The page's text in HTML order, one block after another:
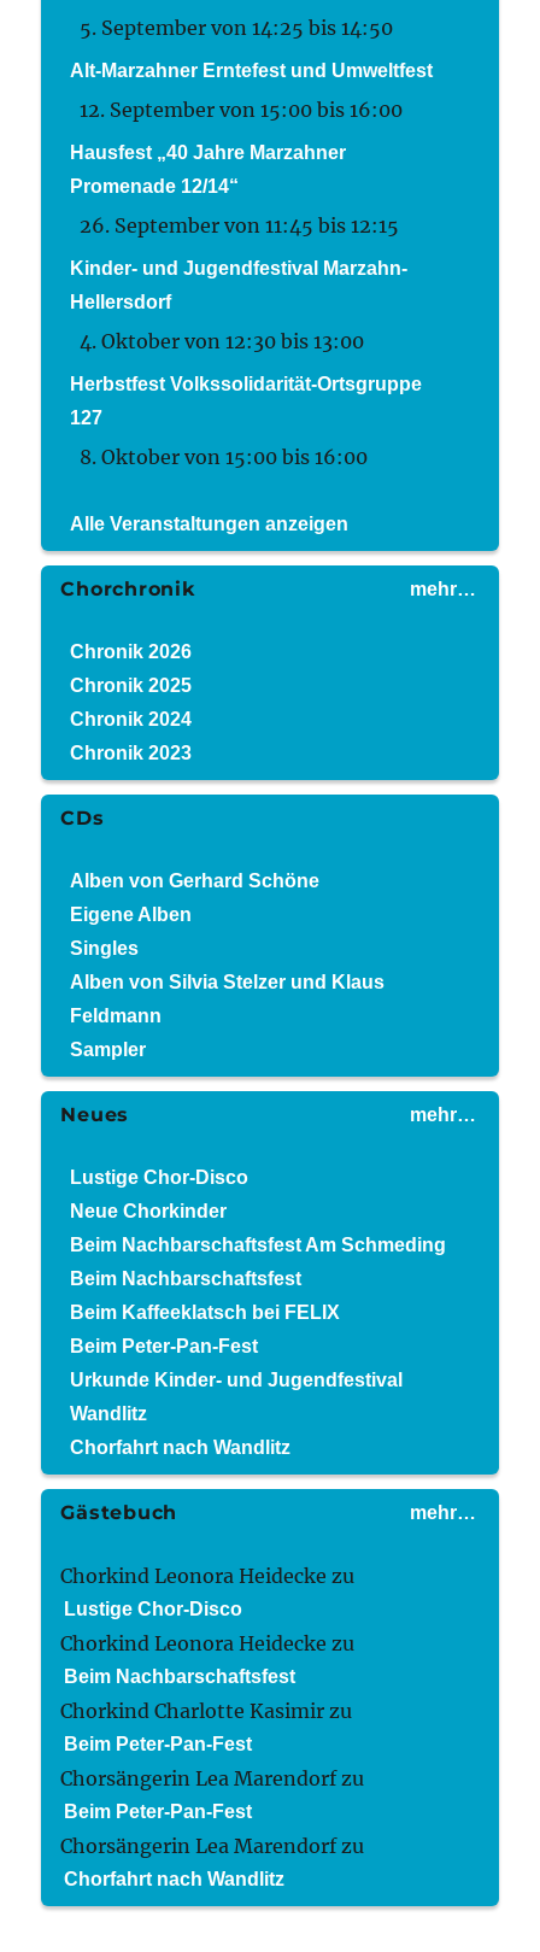
5. September von 14:25 bis14:50
Alt-Marzahner Erntefest und Umweltfest
12. September von 15:00 bis16:00
Hausfest „40 Jahre Marzahner
Promenade 12/14“
26. September von 11:45 bis12:15
Kinder- und Jugendfestival Marzahn-
Hellersdorf
4. Oktober von 12:30 bis13:00
Herbstfest Volkssolidarität-Ortsgruppe
127
8. Oktober von 15:00 bis16:00
Alle Veranstaltungen anzeigen
mehr…
Chorchronik
Chronik 2026
Chronik 2025
Chronik 2024
Chronik 2023
CDs
Alben von Gerhard Schöne
Eigene Alben
Singles
Alben von Silvia Stelzer und Klaus
Feldmann
Sampler
mehr…
Neues
Lustige Chor-Disco
Neue Chorkinder
Beim Nachbarschaftsfest Am Schmeding
Beim Nachbarschaftsfest
Beim Kaffeeklatsch bei FELIX
Beim Peter-Pan-Fest
Urkunde Kinder- und Jugendfestival
Wandlitz
Chorfahrt nach Wandlitz
mehr…
Gästebuch
Chorkind Leonora Heidecke zu
Lustige Chor-Disco
Chorkind Leonora Heidecke zu
Beim Nachbarschaftsfest
Chorkind Charlotte Kasimir zu
Beim Peter-Pan-Fest
Chorsängerin Lea Marendorfzu
Beim Peter-Pan-Fest
Chorsängerin Lea Marendorfzu
Chorfahrt nach Wandlitz